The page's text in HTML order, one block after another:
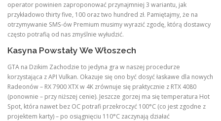
operator powinien zaproponować przynajmniej 3 wariantu, jak
przykładowo thirty five, 100 oraz two hundred zł. Pamiętajmy, że na
otrzymywanie SMS-ów Premium musimy wyrazić zgodę, którą dostawcy
często potrafią od nas zmyślnie wyłudzić.
Kasyna Powstały We Włoszech
GTA na Dzikim Zachodzie to jedyna gra w naszej procedurze
korzystająca z API Vulkan. Okazuje się ono być dosyć łaskawe dla nowych
Radeonów – RX 7900 XTX w 4K zrównuje się praktycznie z RTX 4080
(ponownie – przy niższej cenie). Jeszcze gorzej ma się temperatura Hot
Spot, która nawet bez OC potrafi przekroczyć 100°C (co jest zgodne z
projektem karty) – po osiągnięciu 110°C zaczynają działać